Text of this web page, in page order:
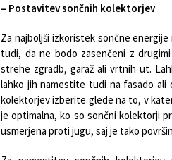
– Postavitev sončnih kolektorjev
Za najboljši izkoristek sončne
tudi, da ne bodo zasenčeni z
strehe zgradb, garaž ali vrtnih ut.
lahko jih namestite tudi na fasado
kolektorjev izberite glede na to, v
je optimalna, ko so sončni kolektorji
usmerjena proti jugu, saj je tako